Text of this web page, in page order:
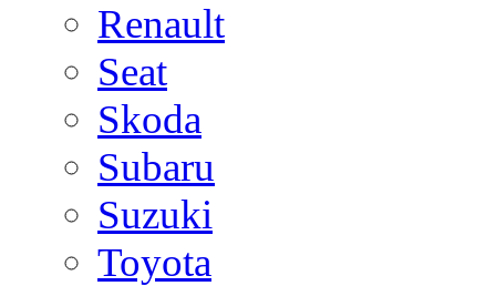
Renault
Seat
Skoda
Subaru
Suzuki
Toyota